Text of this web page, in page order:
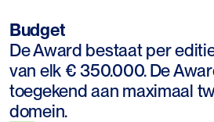
Budget
De Award bestaat per
van elk € 350.000. De
toegekend aan maximaal
domein.